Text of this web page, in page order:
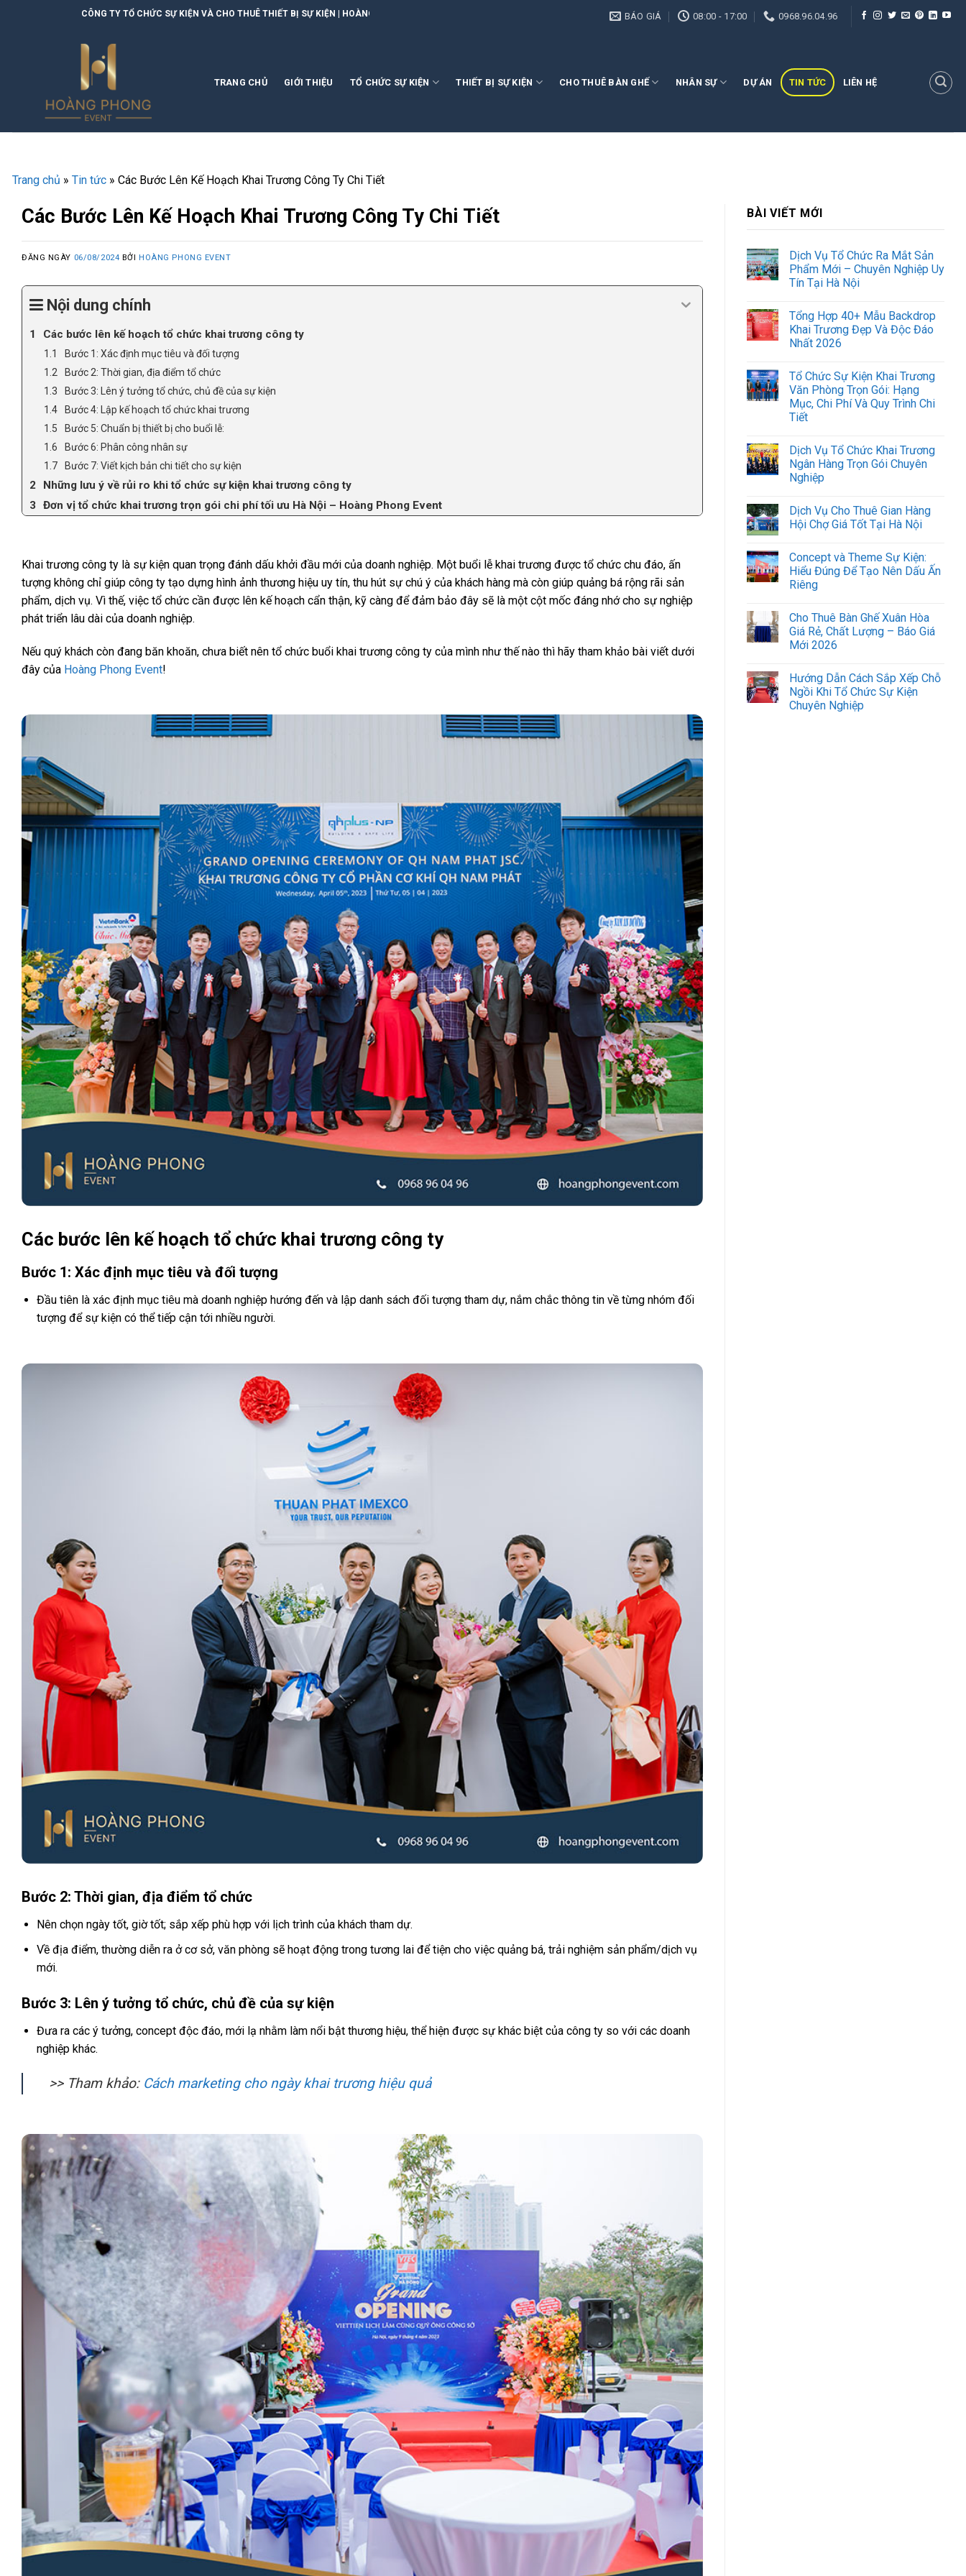
TY TỔ CHỨC SỰ KIỆN VÀ CHO THUÊ THIẾT BỊ SỰ KIỆN | HOÀNG PHONG EVENT BÁO GIÁ 08:00 - 17:00 0968.96.04.96
TRANG CHỦ GIỚI THIỆU TỔ CHỨC SỰ KIỆN THIẾT BỊ SỰ KIỆN CHO THUÊ BÀN GHẾ NHÂN SỰ DỰ ÁN TIN TỨC LIÊN HỆ
Trang chủ » Tin tức » Các Bước Lên Kế Hoạch Khai Trương Công Ty Chi Tiết
Các Bước Lên Kế Hoạch Khai Trương Công Ty Chi Tiết
ĐĂNG NGÀY 06/08/2024 BỞI HOÀNG PHONG EVENT
Nội dung chính
Các bước lên kế hoạch tổ chức khai trương công ty
Bước 1: Xác định mục tiêu và đối tượng
Bước 2: Thời gian, địa điểm tổ chức
Bước 3: Lên ý tưởng tổ chức, chủ đề của sự kiện
Bước 4: Lập kế hoạch tổ chức khai trương
Bước 5: Chuẩn bị thiết bị cho buổi lễ:
Bước 6: Phân công nhân sự
Bước 7: Viết kịch bản chi tiết cho sự kiện
Những lưu ý về rủi ro khi tổ chức sự kiện khai trương công ty
Đơn vị tổ chức khai trương trọn gói chi phí tối ưu Hà Nội – Hoàng Phong Event
Khai trương công ty là sự kiện quan trọng đánh dấu khởi đầu mới của doanh nghiệp. Một buổi lễ khai trương được tổ chức chu đáo, ấn
tượng không chỉ giúp công ty tạo dựng hình ảnh thương hiệu uy tín, thu hút sự chú ý của khách hàng mà còn giúp quảng bá rộng rãi sản
phẩm, dịch vụ. Vì thế, việc tổ chức cần được lên kế hoạch cẩn thận, kỹ càng để đảm bảo đây sẽ là một cột mốc đáng nhớ cho sự nghiệp
phát triển lâu dài của doanh nghiệp.
Nếu quý khách còn đang băn khoăn, chưa biết nên tổ chức buổi khai trương công ty của mình như thế nào thì hãy tham khảo bài viết dưới
đây của Hoàng Phong Event!
Các bước lên kế hoạch tổ chức khai trương công ty
Bước 1: Xác định mục tiêu và đối tượng
Đầu tiên là xác định mục tiêu mà doanh nghiệp hướng đến và lập danh sách đối tượng tham dự, nắm chắc thông tin về từng nhóm đối
tượng để sự kiện có thể tiếp cận tới nhiều người.
Bước 2: Thời gian, địa điểm tổ chức
Nên chọn ngày tốt, giờ tốt; sắp xếp phù hợp với lịch trình của khách tham dự.
Về địa điểm, thường diễn ra ở cơ sở, văn phòng sẽ hoạt động trong tương lai để tiện cho việc quảng bá, trải nghiệm sản phẩm/dịch vụ
mới.
Bước 3: Lên ý tưởng tổ chức, chủ đề của sự kiện
Đưa ra các ý tưởng, concept độc đáo, mới lạ nhằm làm nổi bật thương hiệu, thể hiện được sự khác biệt của công ty so với các doanh
nghiệp khác.
>> Tham khảo: Cách marketing cho ngày khai trương hiệu quả
BÀI VIẾT MỚI
Dịch Vụ Tổ Chức Ra Mắt Sản
Phẩm Mới – Chuyên Nghiệp Uy
Tín Tại Hà Nội
Tổng Hợp 40+ Mẫu Backdrop
Khai Trương Đẹp Và Độc Đáo
Nhất 2026
Tổ Chức Sự Kiện Khai Trương
Văn Phòng Trọn Gói: Hạng
Mục, Chi Phí Và Quy Trình Chi
Tiết
Dịch Vụ Tổ Chức Khai Trương
Ngân Hàng Trọn Gói Chuyên
Nghiệp
Dịch Vụ Cho Thuê Gian Hàng
Hội Chợ Giá Tốt Tại Hà Nội
Concept và Theme Sự Kiện:
Hiểu Đúng Để Tạo Nên Dấu Ấn
Riêng
Cho Thuê Bàn Ghế Xuân Hòa
Giá Rẻ, Chất Lượng – Báo Giá
Mới 2026
Hướng Dẫn Cách Sắp Xếp Chỗ
Ngồi Khi Tổ Chức Sự Kiện
Chuyên Nghiệp